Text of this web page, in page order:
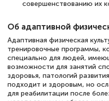
совершенствованию их
Об адаптивной
Адаптивная физическая
тренировочные программы,
специально для людей,
возможности для занятий
здоровья, патологий
подходит и здоровым, но
для реабилитации после